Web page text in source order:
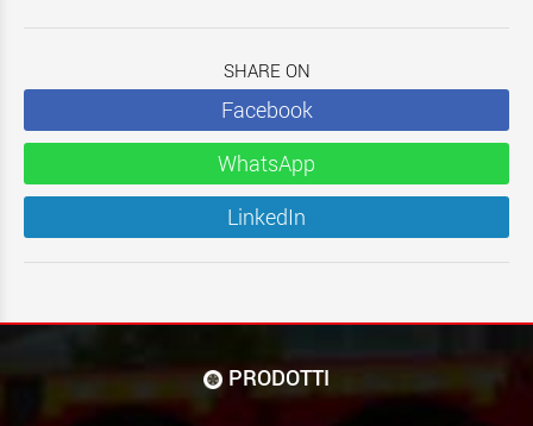
SHARE ON
Facebook
WhatsApp
LinkedIn
PRODOTTI